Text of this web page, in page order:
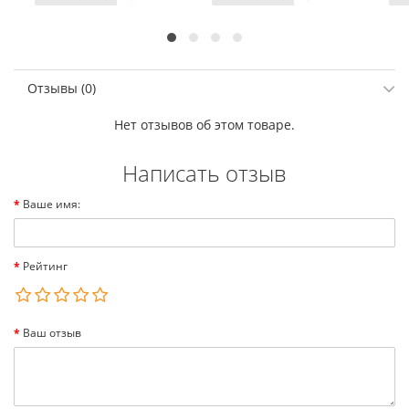
Отзывы (0)
Нет отзывов об этом товаре.
Написать отзыв
Ваше имя:
Рейтинг
Ваш отзыв